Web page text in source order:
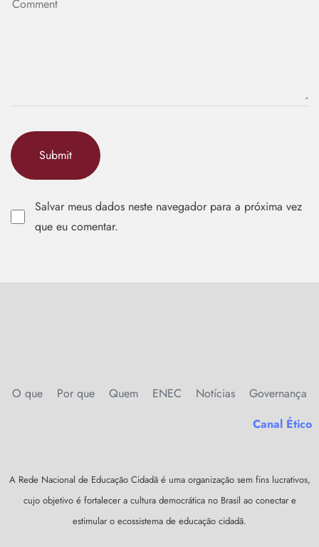
Salvar meus dados neste navegador para a próxima vez
que eu comentar.
O que Por que Quem ENEC Notícias
Governança
Canal Ético
A Rede Nacional de Educação Cidadã é uma organização sem fins lucrativos,
cujo objetivo é fortalecer a cultura democrática no Brasil ao conectar e
estimular o ecossistema de educação cidadã.